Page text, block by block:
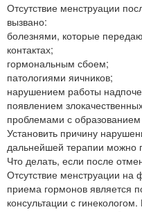
Отсутствие менструации
вызвано:
болезнями, которые
контактах;
гормональным сбоем;
патологиями яичников;
нарушением работы
появлением
проблемами с
Установить причину
дальнейшей терапии можно
Что делать, если после
Отсутствие менструации на
приема гормонов является
консультации с